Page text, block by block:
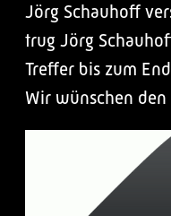
Jörg Schauhoff
trug Jörg
Treffer bis zum
Wir wünschen